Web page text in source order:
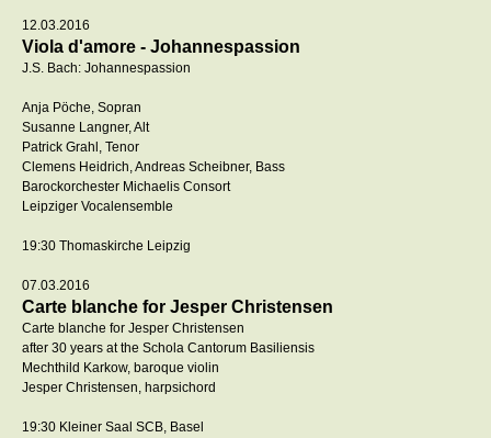
12.03.2016
Viola d'amore - Johannespassion
J.S. Bach: Johannespassion
Anja Pöche, Sopran
Susanne Langner, Alt
Patrick Grahl, Tenor
Clemens Heidrich, Andreas Scheibner, Bass
Barockorchester Michaelis Consort
Leipziger Vocalensemble
19:30 Thomaskirche Leipzig
07.03.2016
Carte blanche for Jesper Christensen
Carte blanche for Jesper Christensen
after 30 years at the Schola Cantorum Basiliensis
Mechthild Karkow, baroque violin
Jesper Christensen, harpsichord
19:30 Kleiner Saal SCB, Basel